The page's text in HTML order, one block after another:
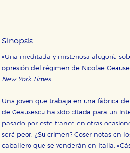
Sinopsis
«Una meditada y misteriosa alegoría
opresión del régimen de Nicolae
New York Times
Una joven que trabaja en una fábrica
de Ceausescu ha sido citada para un
pasado por este trance en otras
será peor. ¿Su crimen? Coser notas en
caballero que se venderán en Italia.